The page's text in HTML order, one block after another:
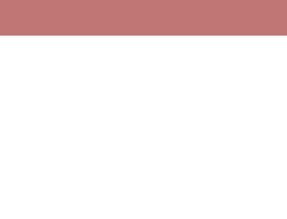
Hauptinhalt